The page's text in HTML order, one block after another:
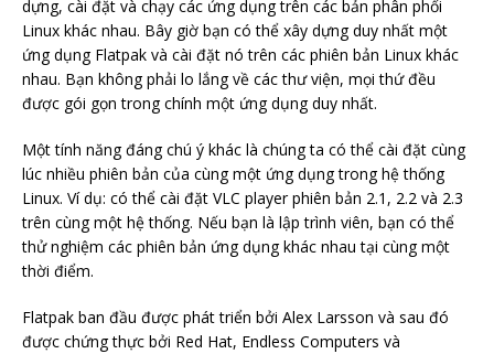
dựng, cài đặt và chạy các ứng dụng trên các bản phân phối
Linux khác nhau. Bây giờ bạn có thể xây dựng duy nhất một
ứng dụng Flatpak và cài đặt nó trên các phiên bản Linux khác
nhau. Bạn không phải lo lắng về các thư viện, mọi thứ đều
được gói gọn trong chính một ứng dụng duy nhất.
Một tính năng đáng chú ý khác là chúng ta có thể cài đặt cùng
lúc nhiều phiên bản của cùng một ứng dụng trong hệ thống
Linux. Ví dụ: có thể cài đặt VLC player phiên bản 2.1, 2.2 và 2.3
trên cùng một hệ thống. Nếu bạn là lập trình viên, bạn có thể
thử nghiệm các phiên bản ứng dụng khác nhau tại cùng một
thời điểm.
Flatpak ban đầu được phát triển bởi Alex Larsson và sau đó
được chứng thực bởi Red Hat, Endless Computers và